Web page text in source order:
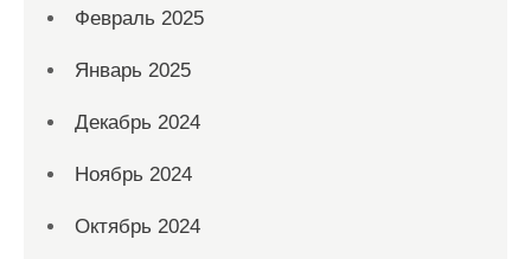
Февраль 2025
Январь 2025
Декабрь 2024
Ноябрь 2024
Октябрь 2024